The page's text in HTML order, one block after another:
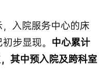
入院服务中心的床
步显现。 中心累计
其中预入院及跨科室